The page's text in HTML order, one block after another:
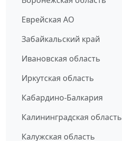
Еврейская АО
Забайкальский край
Ивановская область
Иркутская область
Кабардино-Балкария
Калининградская область
Калужская область